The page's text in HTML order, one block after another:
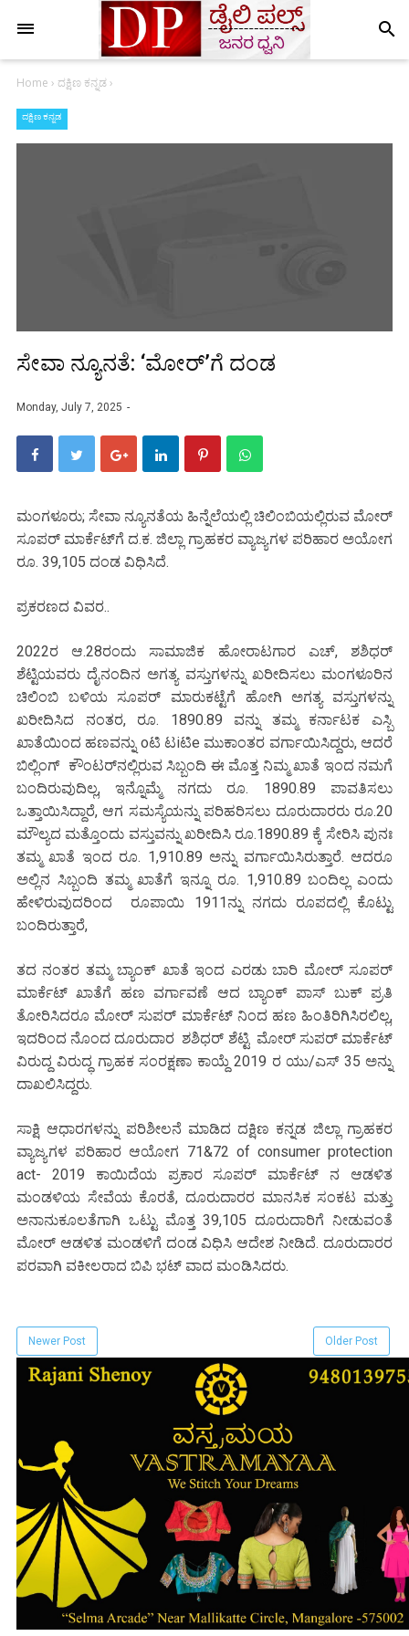
search
Home › ದಕ್ಷಿಣ ಕನ್ನಡ›
ದಕ್ಷಿಣ ಕನ್ನಡ
ಸೇವಾ ನ್ಯೂನತೆ: ‘ಮೋರ್’ಗೆ ದಂಡ
Monday, July 7, 2025
ಮಂಗಳೂರು; ಸೇವಾ ನ್ಯೂನತೆಯ ಹಿನ್ನೆಲೆಯಲ್ಲಿ ಚಿಲಿಂಬಿಯಲ್ಲಿರುವ ಮೋರ್
ಸೂಪರ್ ಮಾರ್ಕೆಟ್‌ಗೆ ದ.ಕ. ಜಿಲ್ಲಾ ಗ್ರಾಹಕರ ವ್ಯಾಜ್ಯಗಳ ಪರಿಹಾರ ಅಯೋಗ
ರೂ. 39,105 ದಂಡ ವಿಧಿಸಿದೆ.
ಪ್ರಕರಣದ ವಿವರ..
2022ರ ಆ.28ರಂದು ಸಾಮಾಜಿಕ ಹೋರಾಟಗಾರ ಎಚ್, ಶಶಿಧರ್
ಶೆಟ್ಟಿಯವರು ದೈನಂದಿನ ಅಗತ್ಯ ವಸ್ತುಗಳನ್ನು ಖರೀದಿಸಲು ಮಂಗಳೂರಿನ
ಚಿಲಿಂಬಿ ಬಳಿಯ ಸೂಪರ್ ಮಾರುಕಟ್ಟೆಗೆ ಹೋಗಿ ಅಗತ್ಯ ವಸ್ತುಗಳನ್ನು
ಖರೀದಿಸಿದ ನಂತರ, ರೂ. 1890.89 ವನ್ನು ತಮ್ಮ ಕರ್ನಾಟಕ ಎಸ್ಬಿ
ಖಾತೆಯಿಂದ ಹಣವನ್ನು oಟಿ ಟiಟಿe ಮುಕಾಂತರ ವರ್ಗಾಯಿಸಿದ್ದರು, ಆದರೆ
ಬಿಲ್ಲಿಂಗ್ ಕೌಂಟರ್‌ನಲ್ಲಿರುವ ಸಿಬ್ಬಂದಿ ಈ ಮೊತ್ತ ನಿಮ್ಮ ಖಾತೆ ಇಂದ ನಮಗೆ
ಬಂದಿರುವುದಿಲ್ಲ, ಇನ್ನೊಮ್ಮೆ ನಗದು ರೂ. 1890.89 ಪಾವತಿಸಲು
ಒತ್ತಾಯಿಸಿದ್ದಾರೆ, ಆಗ ಸಮಸ್ಯೆಯನ್ನು ಪರಿಹರಿಸಲು ದೂರುದಾರರು ರೂ.20
ಮೌಲ್ಯದ ಮತ್ತೊಂದು ವಸ್ತುವನ್ನು ಖರೀದಿಸಿ ರೂ.1890.89 ಕ್ಕೆ ಸೇರಿಸಿ ಪುನಃ
ತಮ್ಮ ಖಾತೆ ಇಂದ ರೂ. 1,910.89 ಅನ್ನು ವರ್ಗಾಯಿಸಿರುತ್ತಾರೆ. ಆದರೂ
ಅಲ್ಲಿನ ಸಿಬ್ಬಂದಿ ತಮ್ಮ ಖಾತೆಗೆ ಇನ್ನೂ ರೂ. 1,910.89 ಬಂದಿಲ್ಲ ಎಂದು
ಹೇಳಿರುವುದರಿಂದ ರೂಪಾಯಿ 1911ನ್ನು ನಗದು ರೂಪದಲ್ಲಿ ಕೊಟ್ಟು
ಬಂದಿರುತ್ತಾರೆ,
ತದ ನಂತರ ತಮ್ಮ ಬ್ಯಾಂಕ್ ಖಾತೆ ಇಂದ ಎರಡು ಬಾರಿ ಮೋರ್ ಸೂಪರ್
ಮಾರ್ಕೆಟ್ ಖಾತೆಗೆ ಹಣ ವರ್ಗಾವಣೆ ಆದ ಬ್ಯಾಂಕ್ ಪಾಸ್ ಬುಕ್ ಪ್ರತಿ
ತೋರಿಸಿದರೂ ಮೋರ್ ಸುಪರ್ ಮಾರ್ಕೆಟ್ ನಿಂದ ಹಣ ಹಿಂತಿರಿಗಿಸಿರಲಿಲ್ಲ,
ಇದರಿಂದ ನೊಂದ ದೂರುದಾರ ಶಶಿಧರ್ ಶೆಟ್ಟಿ ಮೋರ್ ಸುಪರ್ ಮಾರ್ಕೆಟ್
ವಿರುದ್ದ ವಿರುದ್ಧ ಗ್ರಾಹಕ ಸಂರಕ್ಷಣಾ ಕಾಯ್ದೆ 2019 ರ ಯು/ಎಸ್ 35 ಅನ್ನು
ದಾಖಲಿಸಿದ್ದರು.
ಸಾಕ್ಷಿ ಆಧಾರಗಳನ್ನು ಪರಿಶೀಲನೆ ಮಾಡಿದ ದಕ್ಷಿಣ ಕನ್ನಡ ಜಿಲ್ಲಾ ಗ್ರಾಹಕರ
ವ್ಯಾಜ್ಯಗಳ ಪರಿಹಾರ ಆಯೋಗ 71&72 of consumer protection
act- 2019 ಕಾಯಿದೆಯ ಪ್ರಕಾರ ಸೂಪರ್ ಮಾರ್ಕೆಟ್ ನ ಆಡಳಿತ
ಮಂಡಳಿಯ ಸೇವೆಯ ಕೊರತೆ, ದೂರುದಾರರ ಮಾನಸಿಕ ಸಂಕಟ ಮತ್ತು
ಅನಾನುಕೂಲತೆಗಾಗಿ ಒಟ್ಟು ಮೊತ್ತ 39,105 ದೂರುದಾರಿಗೆ ನೀಡುವಂತೆ
ಮೋರ್ ಆಡಳಿತ ಮಂಡಳಿಗೆ ದಂಡ ವಿಧಿಸಿ ಆದೇಶ ನೀಡಿದೆ. ದೂರುದಾರರ
ಪರವಾಗಿ ವಕೀಲರಾದ ಬಿಪಿ ಭಟ್ ವಾದ ಮಂಡಿಸಿದರು.
Newer Post Older Post